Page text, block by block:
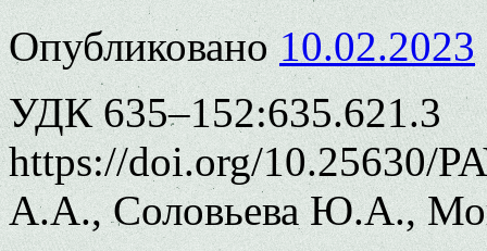
Опубликовано 10.02.2023
УДК 635–152:635.621.3
https://doi.org/10.25630/
А.А., Соловьева Ю.А.,